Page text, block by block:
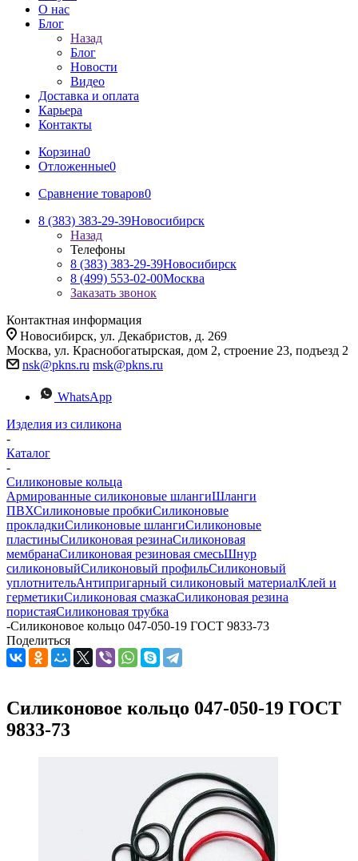
О нас
Блог
Назад
Блог
Новости
Видео
Доставка и оплата
Карьера
Контакты
Корзина0
Отложенные0
Сравнение товаров0
8 (383) 383-29-39Новосибирск
Назад
Телефоны
8 (383) 383-29-39Новосибирск
8 (499) 553-02-00Москва
Заказать звонок
Контактная информация
Новосибирск, ул. Декабристов, д. 269
Москва, ул. Краснобогатырская, дом 2, строение 23, подъезд 2
nsk@pkns.ru msk@pkns.ru
WhatsApp
Изделия из силикона
-
Каталог
-
Силиконовые кольца
Армированные силиконовые шлангиШланги
ПВХСиликоновые пробкиСиликоновые
прокладкиСиликоновые шлангиСиликоновые
пластиныСиликоновая резинаСиликоновая
мембранаСиликоновая резиновая смесьШнур
силиконовыйСиликоновый профильСиликоновый
уплотнительАнтипригарный силиконовый материалКлей и
герметикиСиликоновая смазкаСиликоновая резина
пористаяСиликоновая трубка
-Силиконовое кольцо 047-050-19 ГОСТ 9833-73
Поделиться
Силиконовое кольцо 047-050-19 ГОСТ
9833-73